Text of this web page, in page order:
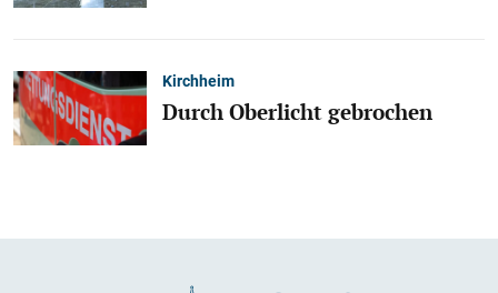
Kirchheim
Durch Oberlicht gebrochen